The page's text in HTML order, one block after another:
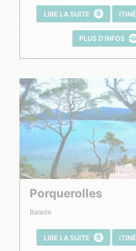
LIRE LA SUITE
PLUS D’INFOS
Porquerolles
Balade
LIRE LA SUITE